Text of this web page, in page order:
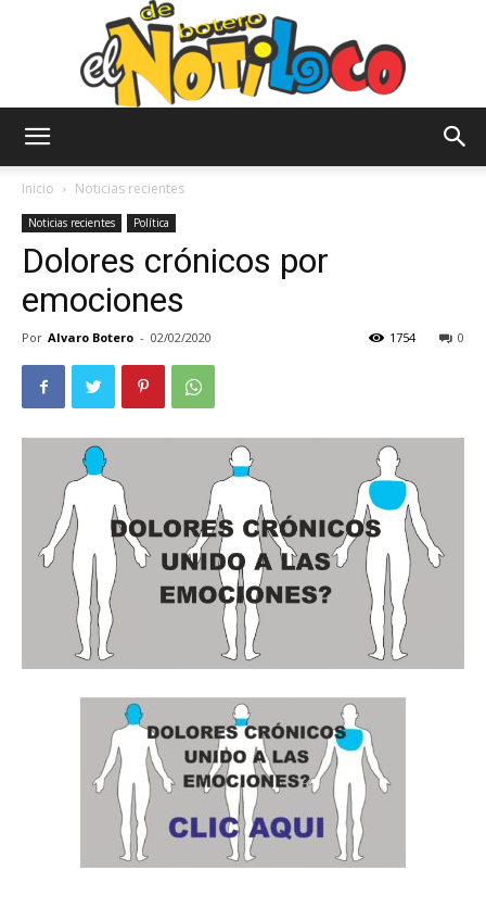
Notiloco
Botero
Inicio Noticias recientes
Noticias recientes Política
Dolores crónicos por
emociones
Por Alvaro Botero - 02/02/2020 0
1754